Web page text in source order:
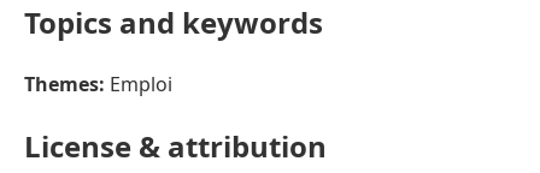
Topics and keywords
Themes: Emploi
License & attribution